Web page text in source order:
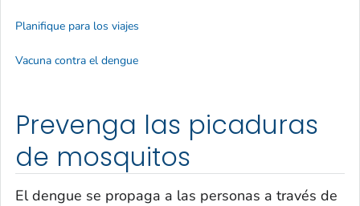
Prevenga las picaduras
de mosquitos
El dengue se propaga a las personas a través de
Planifique para los viajes
Vacuna contra el dengue